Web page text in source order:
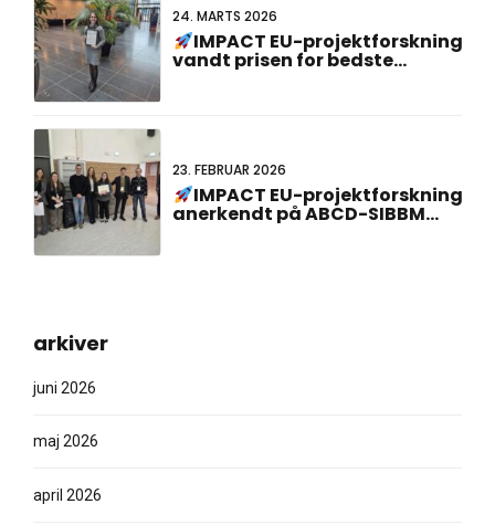
24. MARTS 2026
IMPACT EU-projektforskning
vandt prisen for bedste
23. FEBRUAR 2026
IMPACT EU-projektforskning
anerkendt på ABCD-SIBBM
arkiver
juni 2026
maj 2026
april 2026